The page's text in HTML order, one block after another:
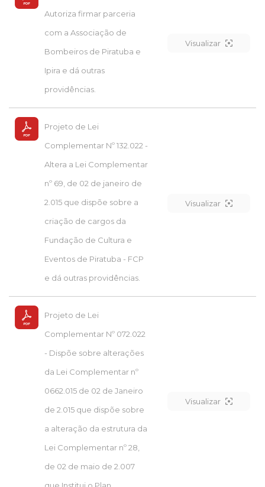
Autoriza firmar parceria
com a Associação de
Bombeiros de Piratuba e
Ipira e dá outras
providências.
Visualizar
Projeto de Lei
Complementar Nº 132.022 -
Altera a Lei Complementar
nº 69, de 02 de janeiro de
2.015 que dispõe sobre a
criação de cargos da
Fundação de Cultura e
Eventos de Piratuba - FCP
e dá outras providências.
Visualizar
Projeto de Lei
Complementar Nº 072.022
- Dispõe sobre alterações
da Lei Complementar nº
0662.015 de 02 de Janeiro
de 2.015 que dispõe sobre
a alteração da estrutura da
Lei Complementar nº 28,
de 02 de maio de 2.007
que Institui o Plan
Visualizar